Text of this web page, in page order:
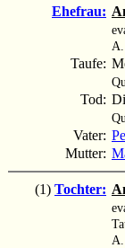
Ehefrau:
Taufe:
Tod:
Vater:
Mutter:
(1) Tochter: